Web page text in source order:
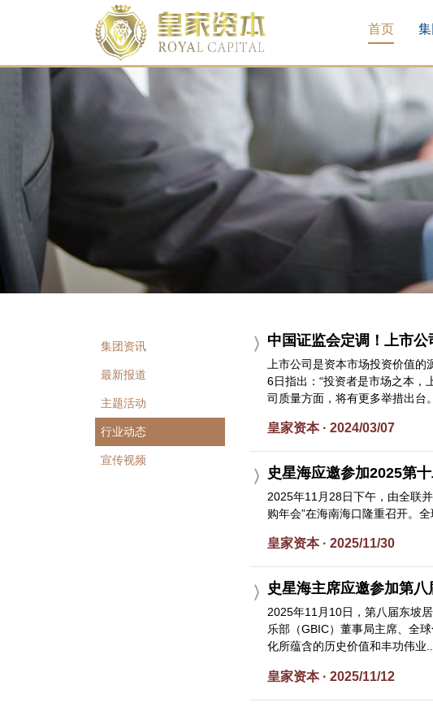
首页
集团资讯
最新报道
主题活动
行业动态
宣传视频
中国证监会定调！上市公
上市公司是资本市场投资价值
6日指出：“投资者是市场之本，
司质量方面，将有更多举措出台
皇家资本 · 2024/03/07
史星海应邀参加2025第
2025年11月28日下午，由全联
购年会”在海南海口隆重召开。
皇家资本 · 2025/11/30
史星海主席应邀参加第
2025年11月10日，第八届东坡
乐部（GBIC）董事局主席、全
化所蕴含的历史价值和丰功伟业
皇家资本 · 2025/11/12